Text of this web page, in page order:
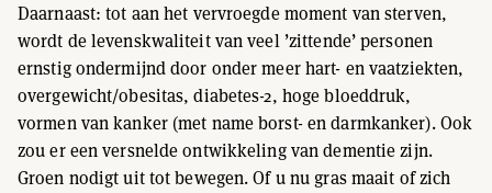
Daarnaast: tot aan het vervroegde moment van sterven,
wordt de levenskwaliteit van veel ’zittende’ personen
ernstig ondermijnd door onder meer hart- en vaatziekten,
overgewicht/obesitas, diabetes-2, hoge bloeddruk,
vormen van kanker (met name borst- en darmkanker). Ook
zou er een versnelde ontwikkeling van dementie zijn.
Groen nodigt uit tot bewegen. Of u nu gras maait of zich